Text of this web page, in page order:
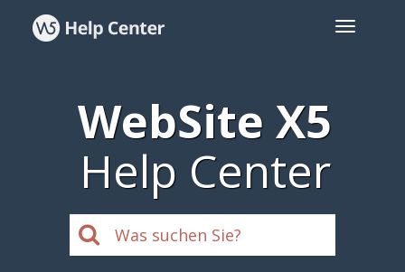
WebSite X5
Help Center